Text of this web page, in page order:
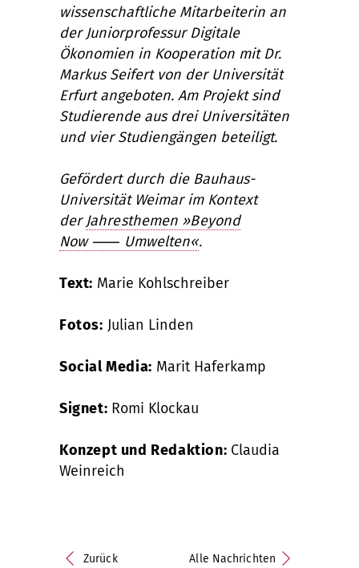
wissenschaftliche Mitarbeiterin an
der Juniorprofessur Digitale
Ökonomien in Kooperation mit Dr.
Markus Seifert von der Universität
Erfurt angeboten. Am Projekt sind
Studierende aus drei Universitäten
und vier Studiengängen beteiligt.
Gefördert durch die Bauhaus-
Universität Weimar im Kontext
der Jahresthemen »Beyond
Now⸺ Umwelten«.
Text: Marie Kohlschreiber
Fotos: Julian Linden
Social Media: Marit Haferkamp
Signet: Romi Klockau
Konzept und Redaktion: Claudia
Weinreich
Zurück Alle Nachrichten